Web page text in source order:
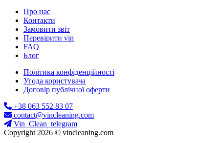
Про нас
Контакти
Замовити звіт
Перевірити vin
FAQ
Блог
Політика конфіденційності
Угода користувача
Договір публічної оферти
+38 063 552 83 07
contact@vincleaning.com
Vin_Clean_telegram
Copyright 2026 © vincleaning.com